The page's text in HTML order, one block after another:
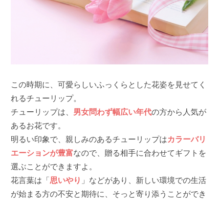
この時期に、可愛らしいふっくらとした花姿を見せてく
れるチューリップ。
チューリップは、 男女問わず幅広い年代の方から人気が
あるお花です。
明るい印象で、親しみのあるチューリップはカラーバリ
エーションが豊富なので、贈る相手に合わせてギフトを
選ぶことができますよ。
花言葉は「思いやり 」などがあり、新しい環境での生活
が始まる方の不安と期待に、そっと寄り添うことができ